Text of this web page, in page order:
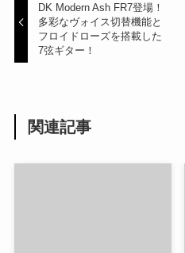
DK Modern Ash FR7登場！
多彩なヴォイス切替機能と
フロイドローズを搭載した
7弦ギター！
関連記事